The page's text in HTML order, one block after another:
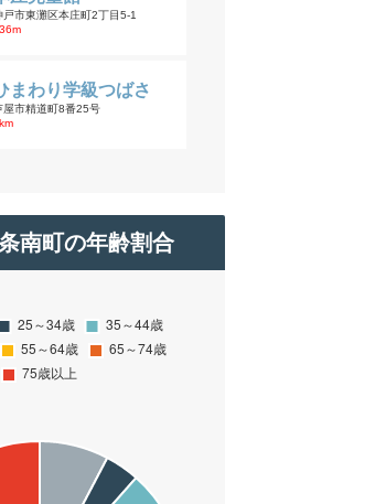
戸市東灘区本庄町2丁目5-1
まわり学級つばさ
屋市精道町8番25号
南町の年齢割合